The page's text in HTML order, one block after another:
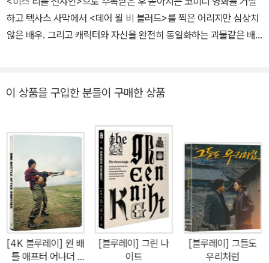
발하기 시작하고, 전세계 영화팬들을 사로잡기 시작한다. 맡은 역을
위해서라면 그 어떤 도전도 두려워하지 않는 메소드 연기의 귀재 다
니엘 데이 루이스. <나의 왼발>와 <데어 윌 비 블러드>로 아카데미
까지 익히는 열정을 보여 주변의 귀감이 되기도 했다. 또한 이 영화에
하고 텍사스 사막에서 <데어 윌 비 블러드>를 찍은 어리지만 심상치
않은 배우. 그리고 캐릭터와 자신을 완전히 동일화하는 괴물같은 배
블러드>에서 일라이의 형 역할로 딱 한 장면에만 출연하기로 되어 있
었으나 원래 일라이 역을 하기로 한 배우가 다니엘 데이 루이스를 감
것이라고 한다.
이 상품을 구입한 분들이 구매한 상품
[4K 블루레이] 원 배
틀 애프터 어나더 :
[블루레이] 그린 나
이트
[블루레이] 그들도
우리처럼